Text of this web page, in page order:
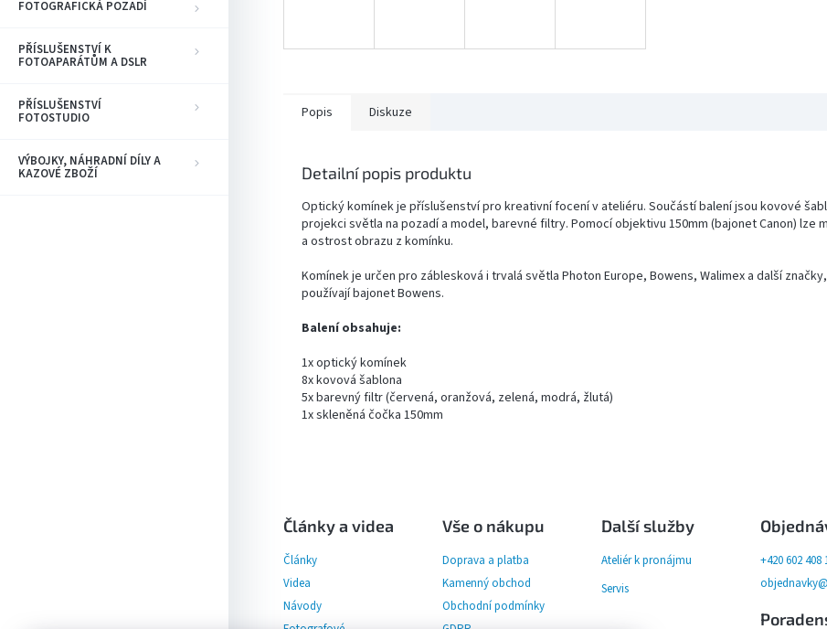
FOTOGRAFICKÁ POZADÍ
PŘÍSLUŠENSTVÍ K
FOTOAPARÁTŮM A DSLR
PŘÍSLUŠENSTVÍ
FOTOSTUDIO
VÝBOJKY, NÁHRADNÍ DÍLY A
KAZOVÉ ZBOŽÍ
Popis Diskuze
Detailní popis produktu
Optický komínek je příslušenství pro kreativní focení v ateliéru. Součástí balení jsou kovové
projekci světla na pozadí a model, barevné filtry. Pomocí objektivu 150mm (bajonet Canon) lze
a ostrost obrazu z komínku.
Komínek je určen pro záblesková i trvalá světla Photon Europe, Bowens, Walimex a další
používají bajonet Bowens.
Balení obsahuje:
1x optický komínek
8x kovová šablona
5x barevný filtr (červená, oranžová, zelená, modrá, žlutá)
1x skleněná čočka 150mm
Články a videa
Články
Videa
Návody
Vše o nákupu
Doprava a platba
Kamenný obchod
Obchodní podmínky
Další služby
Ateliér k pronájmu
Servis
+420 602 408